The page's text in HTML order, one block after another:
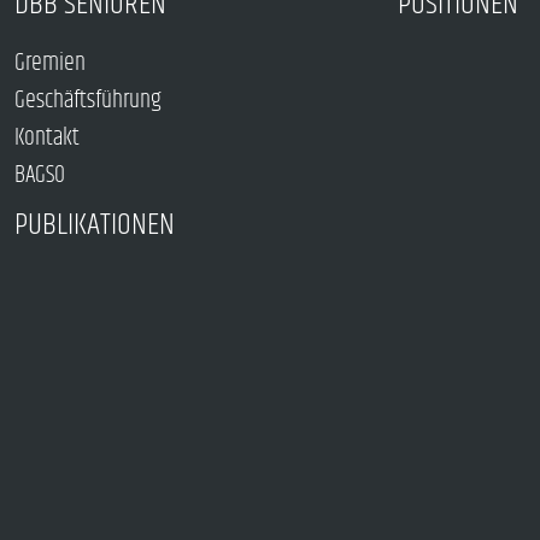
Gremien
Geschäftsführung
Kontakt
BAGSO
PUBLIKATIONEN